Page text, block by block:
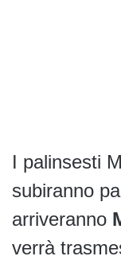
I palinsesti
subiranno
arriveranno
verrà